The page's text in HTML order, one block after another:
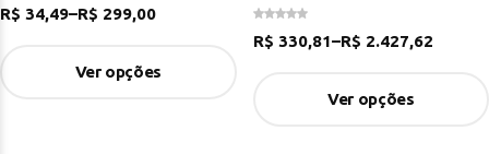
R$ 34,49–R$ 299,00
Ver opções
R$ 330,81–R$ 2.427,62
Ver opções